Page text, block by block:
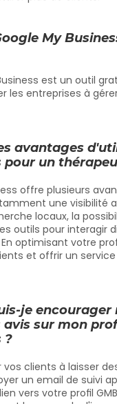
My
est un outil
les entreprises à
avantages
pour un
offre plusieurs
une visibilité
locaux, la
outils pour interagir
optimisant votre
et offrir un
je encourager
avis sur mon
?
vos clients à laisser
un email de suivi
vers votre profil